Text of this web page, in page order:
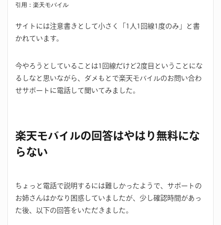
引用：楽天モバイル
サイトには注意書きとして小さく「1人1回線1度のみ」と書
かれています。
今やろうとしていることは1回線だけど2度目ということにな
るしなと思いながら、ダメもとで楽天モバイルのお問い合わ
せサポートに電話して聞いてみました。
楽天モバイルの回答はやはり無料にな
らない
ちょっと電話で説明するには難しかったようで、サポートの
お姉さんはかなり困惑していましたが、少し確認時間があっ
た後、以下の回答をいただきました。